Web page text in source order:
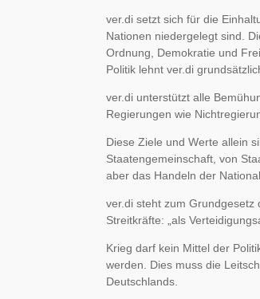
ver.di setzt sich für die
Nationen niedergelegt sind.
Ordnung, Demokratie und
Politik lehnt ver.di
ver.di unterstützt alle
Regierungen wie
Diese Ziele und Werte allein
Staatengemeinschaft, von
aber das Handeln der
ver.di steht zum
Streitkräfte: „als
Krieg darf kein Mittel der
werden. Dies muss die
Deutschlands.